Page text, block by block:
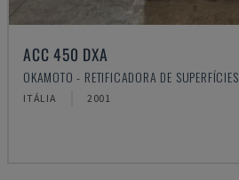
ACC 450 DXA
OKAMOTO - RETIFICADORA DE SUPERFÍCIES
ITÁLIA 2001